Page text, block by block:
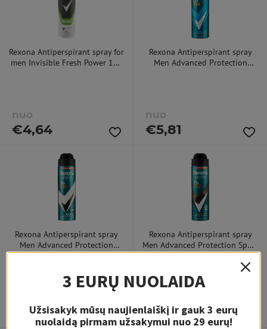
Rexona Antiperspirant spray for
men Invisible Fresh Power 150
nuo
€4,64
Rexona Antiperspirant spray
Men Advanced Protection
nuo
€5,81
Rexona Antiperspirant spray
Men Advanced Protection
Invisible 150 ml 150ml
5,81
Rexona Antiperspirant spray
Men Advanced Protection Sport
Cool 150 ml 150ml
€5,81
3 EURŲ NUOLAIDA
Užsisakyk mūsų naujienlaiškį ir gauk 3 eurų
nuolaidą pirmam užsakymui nuo 29 eurų!